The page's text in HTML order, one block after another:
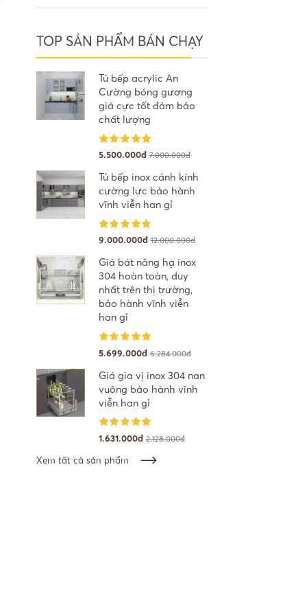
TOP SẢN PHẨM BÁN CHẠY
Tủ bếp acrylic An
Cường bóng gương
giá cực tốt đảm bảo
chất lượng
5.500.000đ 7.000.000đ
Tủ bếp inox cánh kính
cường lực bảo hành
vĩnh viễn han gỉ
9.000.000đ 12.000.000đ
Giá bát nâng hạ inox
304 hoàn toàn, duy
nhất trên thị trường,
bảo hành vĩnh viễn
han gỉ
5.699.000đ 6.284.000đ
Giá gia vị inox 304 nan
vuông bảo hành vĩnh
viễn han gỉ
1.631.000đ 2.128.000đ
Xem tất cả sản phẩm